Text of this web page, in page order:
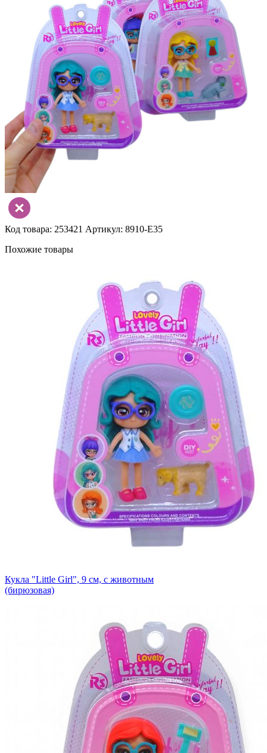
Код товара: 253421 Артикул: 8910-E35
Похожие товары
Кукла "Little Girl", 9 см, с животным
(бирюзовая)